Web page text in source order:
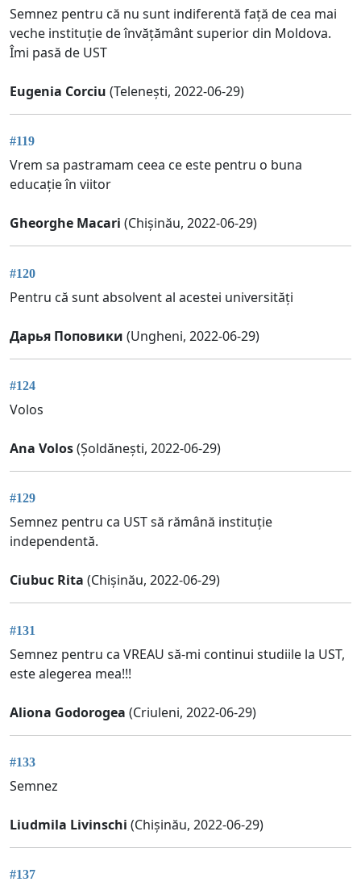
Semnez pentru că nu sunt indiferentă față de cea mai
veche instituție de învățământ superior din Moldova.
Îmi pasă de UST
Eugenia Corciu (Telenești, 2022-06-29)
#119
Vrem sa pastramam ceea ce este pentru o buna
educație în viitor
Gheorghe Macari (Chișinău, 2022-06-29)
#120
Pentru că sunt absolvent al acestei universități
Дарья Поповики (Ungheni, 2022-06-29)
#124
Volos
Ana Volos(Șoldănești, 2022-06-29)
#129
Semnez pentru ca UST să rămână instituție
independentă.
Ciubuc Rita (Chișinău, 2022-06-29)
#131
Semnez pentru ca VREAU să-mi continui studiile la UST,
este alegerea mea!!!
Aliona Godorogea (Criuleni, 2022-06-29)
#133
Semnez
Liudmila Livinschi (Chișinău, 2022-06-29)
#137